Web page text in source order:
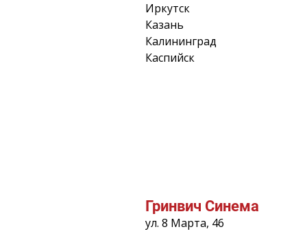
Иркутск
Казань
Калининград
Каспийск
Гринвич Синема
ул. 8 Марта, 46